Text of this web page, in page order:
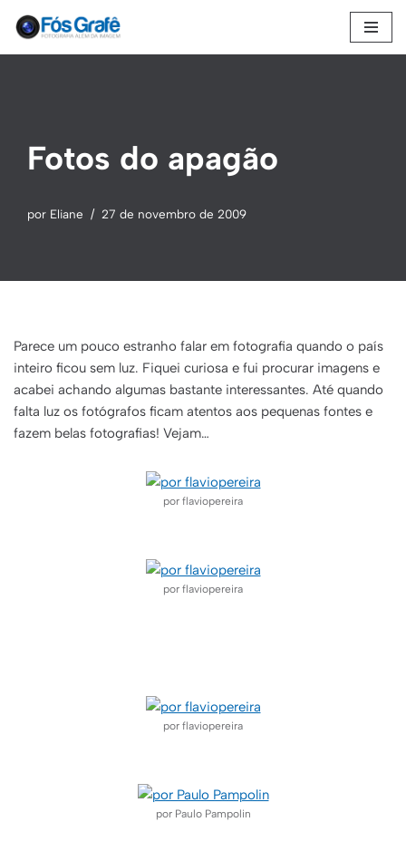
Fotos do apagão
por Eliane 27 de novembro de 2009
Parece um pouco estranho falar em fotografia quando o país
inteiro ficou sem luz. Fiquei curiosa e fui procurar imagens e
acabei achando algumas bastante interessantes. Até quando
falta luz os fotógrafos ficam atentos aos pequenas fontes e
fazem belas fotografias! Vejam…
por flaviopereira
por flaviopereira
por flaviopereira
por Paulo Pampolin